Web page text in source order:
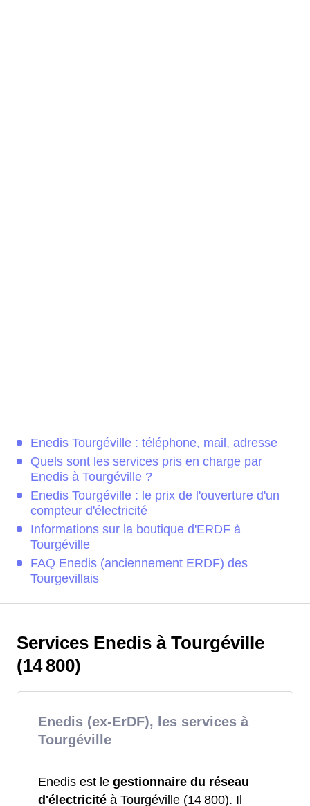
Enedis Tourgéville : téléphone, mail, adresse
Quels sont les services pris en charge par
Enedis à Tourgéville ?
Enedis Tourgéville : le prix de l'ouverture d'un
compteur d'électricité
Informations sur la boutique d'ERDF à
Tourgéville
FAQ Enedis (anciennement ERDF) des
Tourgevillais
Services Enedis à Tourgéville
(14 800)
Enedis (ex-ErDF), les services à
Tourgéville
Enedis est le gestionnaire du réseau
d'électricité à Tourgéville (14 800). Il